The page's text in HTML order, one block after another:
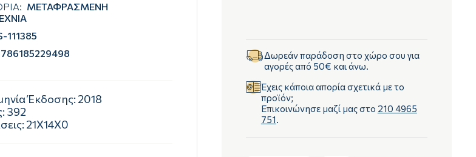
ΜΕΤΑΦΡΑΣΜΕΝΗ
111385
Έκδοσης: 2018
392
21Χ14Χ0
Δωρεάν παράδοση στο χώρο σου για
αγορές από 50€ και άνω.
Έχεις κάποια απορία σχετικά με το
προϊόν;
Επικοινώνησε μαζί μας στο 210 4965
751